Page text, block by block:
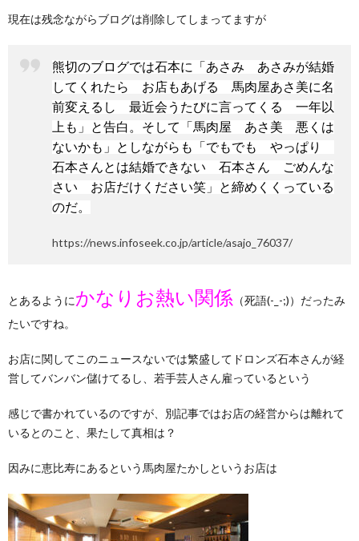
現在は残念ながらブログは削除してしまってますが
熊切のブログでは石本に「あさみ あさみが結婚
してくれたら お店もあげる 馬肉屋あさ美に名
前変えるし 最近会うたびに言ってくる 一年以
上も」と告白。そして「馬肉屋 あさ美 悪くは
ないかも」としながらも「でもでも やっぱり
石本さんとは結婚できない 石本さん ごめんな
さい お店だけください笑」と締めくくっている
のだ。
https://news.infoseek.co.jp/article/asajo_76037/
とあるようにかなりお熱い関係 （死語(-_-;)）だったみ
たいですね。
お店に関してこのニュースないでは繁盛してドロンズ石本さんが経
営してバンバン儲けてるし、若手芸人さん雇っているという
感じで書かれているのですが、別記事ではお店の経営からは離れて
いるとのこと、果たして真相は？
因みに恵比寿にあるという馬肉屋たかしというお店は